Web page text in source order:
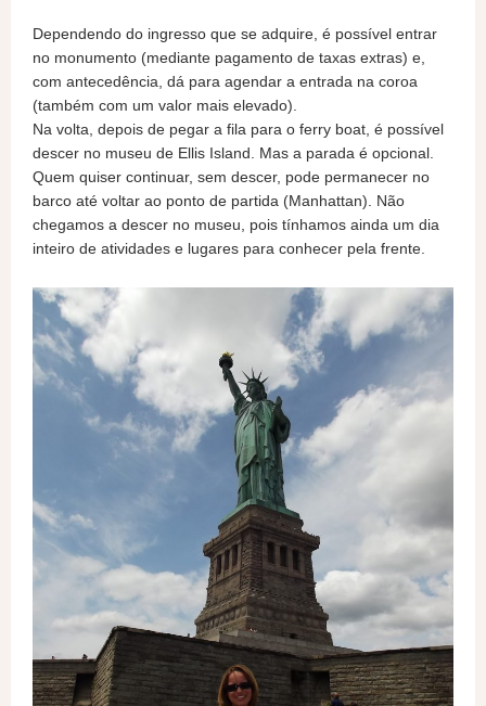
Dependendo do ingresso que se adquire, é possível entrar
no monumento (mediante pagamento de taxas extras) e,
com antecedência, dá para agendar a entrada na coroa
(também com um valor mais elevado).
Na volta, depois de pegar a fila para o ferry boat, é possível
descer no museu de Ellis Island. Mas a parada é opcional.
Quem quiser continuar, sem descer, pode permanecer no
barco até voltar ao ponto de partida (Manhattan). Não
chegamos a descer no museu, pois tínhamos ainda um dia
inteiro de atividades e lugares para conhecer pela frente.